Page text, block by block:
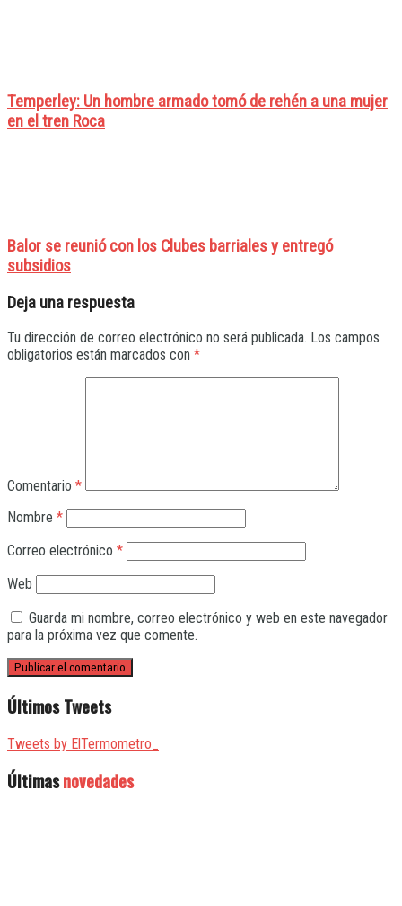
Temperley: Un hombre armado tomó de rehén a una mujer
en el tren Roca
Balor se reunió con los Clubes barriales y entregó
subsidios
Deja una respuesta
Tu dirección de correo electrónico no será publicada. Los campos
obligatorios están marcados con *
Comentario *
Nombre *
Correo electrónico *
Web
Guarda mi nombre, correo electrónico y web en este navegador
para la próxima vez que comente.
Últimos Tweets
Tweets by ElTermometro_
Últimasnovedades